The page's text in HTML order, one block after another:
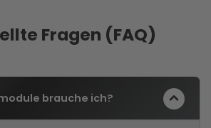
Fragen (FAQ)
brauche ich?